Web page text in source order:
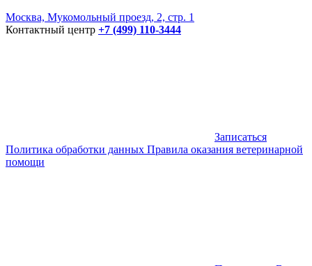
Москва, Мукомольный проезд, 2, стр. 1
Контактный центр +7 (499) 110-3444
Записаться
Политика обработки данных Правила оказания ветеринарной
помощи